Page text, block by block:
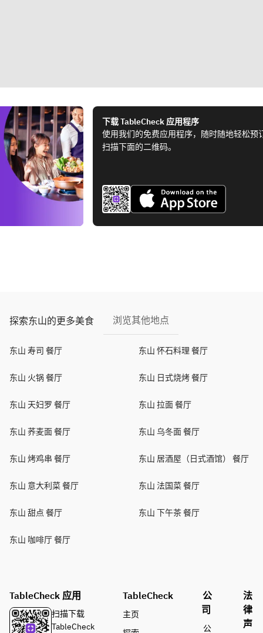
下载 TableCheck 应用程序
使用我们的免费应用程序，随时随地轻松预
扫描下面的二维码。
探索东山的更多美食 浏览其他地点
东山 寿司 餐厅 东山 怀石料理 餐厅
东山 火锅 餐厅 东山 日式烧烤 餐厅
东山 天妇罗 餐厅 东山 拉面 餐厅
东山 荞麦面 餐厅 东山 乌冬面 餐厅
东山 烤鸡串 餐厅 东山 居酒屋（日式酒馆） 餐厅
东山 意大利菜 餐厅 东山 法国菜 餐厅
东山 甜点 餐厅 东山 下午茶 餐厅
东山 咖啡厅 餐厅
TableCheck 应用
扫描下载
TableCheck
TableCheck
主页
公
司
公
法
律
声